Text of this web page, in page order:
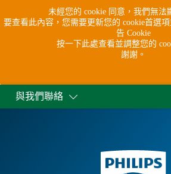
未經您的 cookie 同意，我們無法
要查看此內容，您需要更新您的 cookie首選
告 Cookie
按一下此處查看並調整您的
謝謝。
與我們聯絡